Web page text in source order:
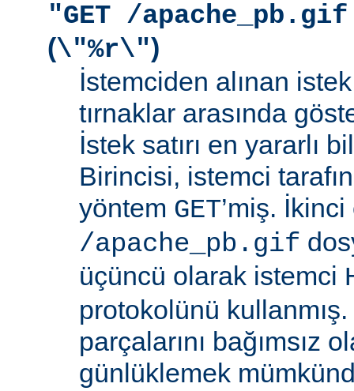
"GET /
(\"%r\")
İstemciden alınan istek
tırnaklar arasında
İstek satırı en yararlı
Birincisi, istemci
yöntem GET’miş.
/apache_pb.gif
üçüncü olarak istemci
protokolünü kullanmış.
parçalarını bağımsız
günlüklemek